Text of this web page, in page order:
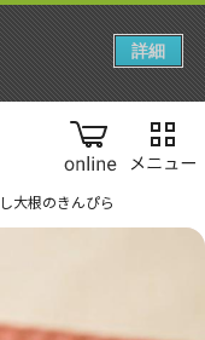
online
大根のきんぴら
詳細